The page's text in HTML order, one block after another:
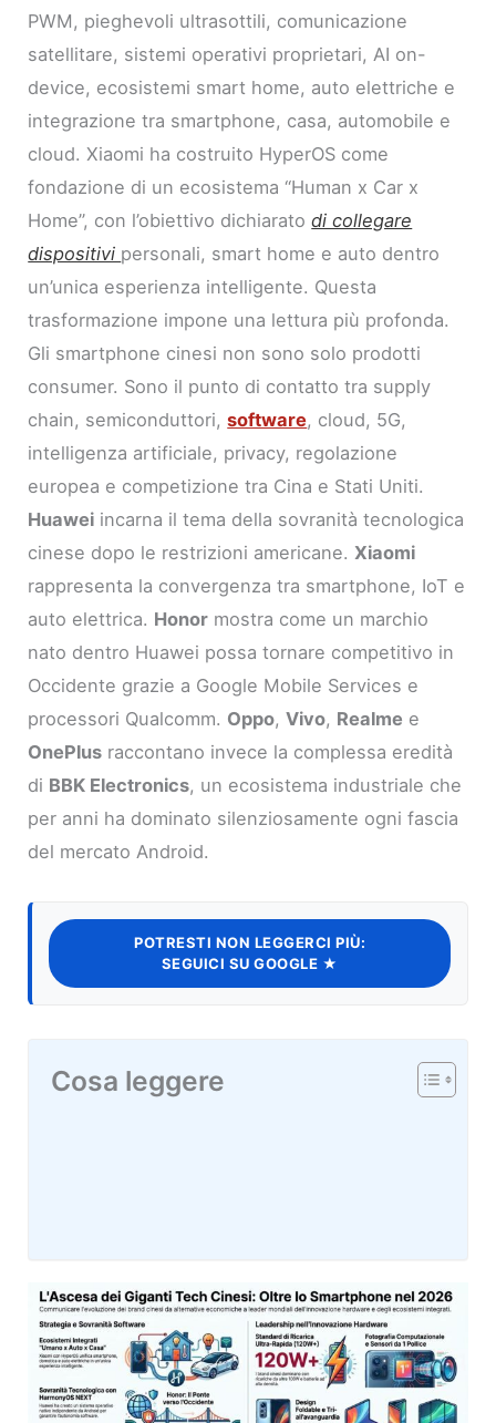
PWM, pieghevoli ultrasottili, comunicazione
satellitare, sistemi operativi proprietari, AI on-
device, ecosistemi smart home, auto elettriche e
integrazione tra smartphone, casa, automobile e
cloud. Xiaomi ha costruito HyperOS come
fondazione di un ecosistema “Human x Car x
Home”, con l’obiettivo dichiaratodi collegare
dispositivi personali, smart home e auto dentro
un’unica esperienza intelligente. Questa
trasformazione impone una lettura più profonda.
Gli smartphone cinesi non sono solo prodotti
consumer. Sono il punto di contatto tra supply
chain, semiconduttori,software, cloud, 5G,
intelligenza artificiale, privacy, regolazione
europea e competizione tra Cina e Stati Uniti.
Huawei incarna il tema della sovranità tecnologica
cinese dopo le restrizioni americane. Xiaomi
rappresenta la convergenza tra smartphone, IoT e
auto elettrica. Honor mostra come un marchio
nato dentro Huawei possa tornare competitivo in
Occidente grazie a Google Mobile Services e
processori Qualcomm. Oppo,Vivo, Realme e
OnePlus raccontano invece la complessa eredità
di BBK Electronics, un ecosistema industriale che
per anni ha dominato silenziosamente ogni fascia
del mercato Android.
POTRESTI NON LEGGERCI PIÙ:
SEGUICI SU GOOGLE ★
Cosa leggere